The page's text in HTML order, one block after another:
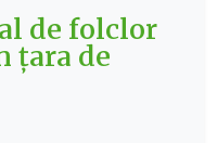
de folclor
țara de